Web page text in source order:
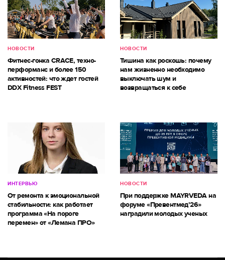
НОВОСТИ
Фитнес-гонка CRACE, техно-
перформанс и более 150
активностей: что ждет гостей
DDX Fitness FEST
НОВОСТИ
Тишина как роскошь: почему
нам жизненно необходимо
выключать шум и
возвращаться к себе
ИНТЕРВЬЮ
От ремонта к эмоциональной
стабильности: как работает
программа «На пороге
перемен» от «Лемана ПРО»
НОВОСТИ
При поддержке MAYRVEDA на
форуме «Превентмед’26»
наградили молодых ученых